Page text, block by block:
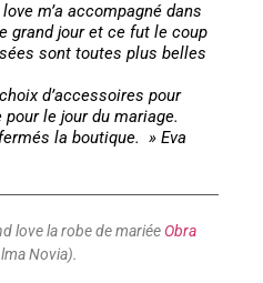
m’a accompagné dans
grand jour et ce fut le coup
sont toutes plus belles
d’accessoires pour
le jour du mariage.
la boutique. » Eva
love la robe de mariée Obra
Novia).